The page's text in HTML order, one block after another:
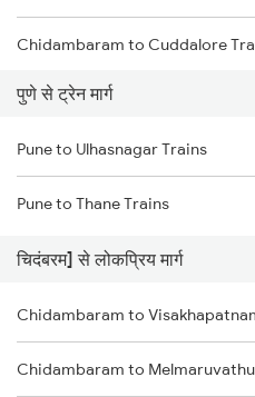
Chidambaram to Cuddalore
Chidambaram to Thanjavur
Chidambaram to Kumbakonam
Chidambaram to
Chidambaram to Tindivanam
पुणे से ट्रेन मार्ग
Pune to Ulhasnagar Trains
Pune to Thane Trains
चिदंबरम] से लोकप्रिय मार्ग
Chidambaram to
Chidambaram to